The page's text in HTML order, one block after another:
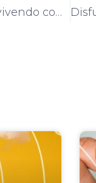
Como ter mais energia vivendo com EM